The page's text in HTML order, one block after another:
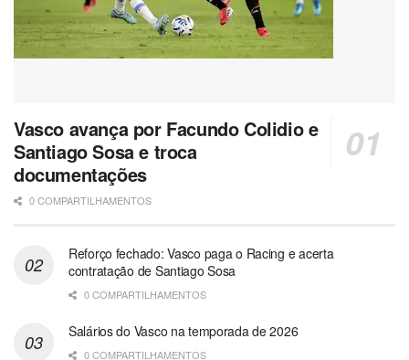
Vasco avança por Facundo Colidio e
Santiago Sosa e troca
documentações
0 COMPARTILHAMENTOS
Reforço fechado: Vasco paga o Racing e acerta
contratação de Santiago Sosa
0 COMPARTILHAMENTOS
Salários do Vasco na temporada de 2026
0 COMPARTILHAMENTOS